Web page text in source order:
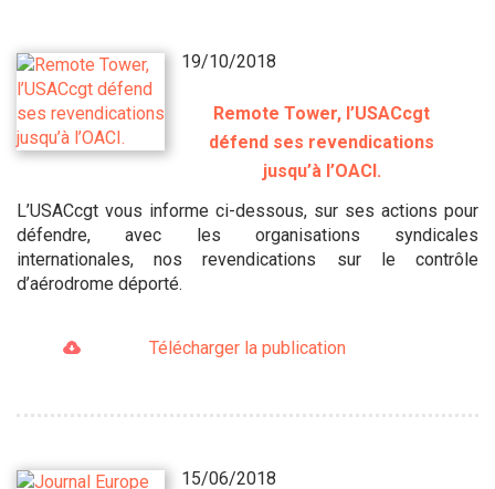
19/10/2018
Remote Tower, l’USACcgt
défend ses revendications
jusqu’à l’OACI.
L’USACcgt vous informe ci-dessous, sur ses actions pour
défendre, avec les organisations syndicales
internationales, nos revendications sur le contrôle
d’aérodrome déporté.
Télécharger la publication
15/06/2018